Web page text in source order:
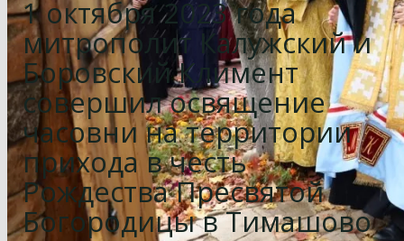
1 октября 2023 года
митрополит Калужский и
Боровский Климент
совершил освящение
часовни на территории
прихода в честь
Рождества Пресвятой
Богородицы в Тимашово